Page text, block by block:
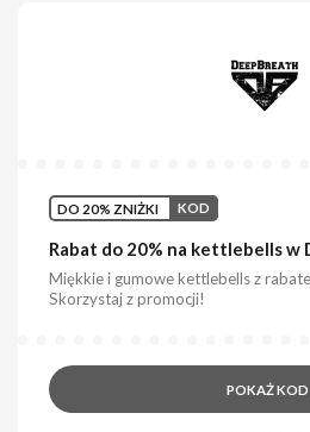
DO 20% ZNIŻKI KOD
Rabat do 20% na kettlebells w
Miękkie i gumowe kettlebells z
Skorzystaj z promocji!
POKAŻ KOD